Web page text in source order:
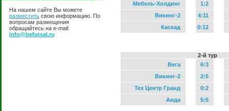
На нашем сайте Вы можете
разместить свою информацию. По
вопросам размещения
обращайтесь на e-mail:
info@befutsal.ru
Мебель-Холдинг
1:2
Викинг-2
4:11
Каскад
0:12
2-й тур
Вега
6:3
Викинг-2
2:5
Тех Центр Гранд
0:2
Аида
5:5